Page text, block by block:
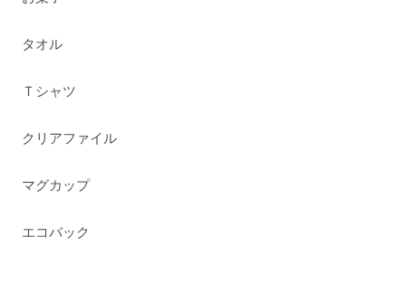
タオル
Ｔシャツ
クリアファイル
マグカップ
エコバック